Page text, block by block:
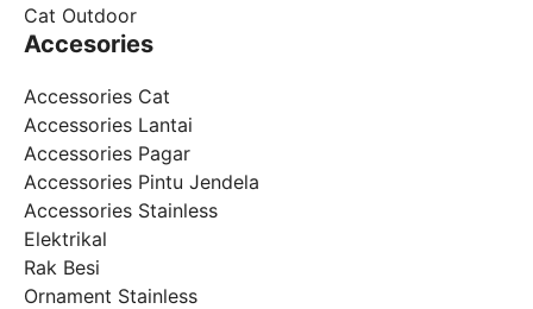
Cat Outdoor
Accesories
Accessories Cat
Accessories Lantai
Accessories Pagar
Accessories Pintu Jendela
Accessories Stainless
Elektrikal
Rak Besi
Ornament Stainless